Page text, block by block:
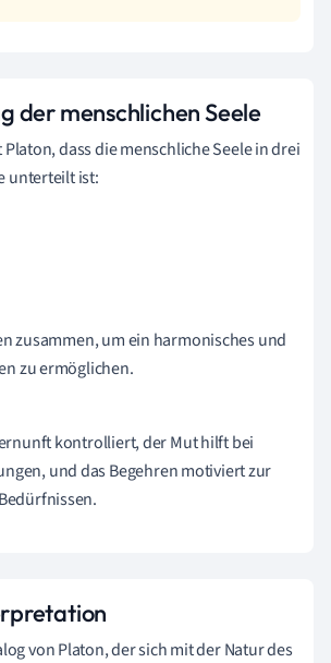
der menschlichen Seele
dass die menschliche Seele in drei
unterteilt ist:
zusammen, um ein harmonisches und
zu ermöglichen.
kontrolliert, der Mut hilft bei
und das Begehren motiviert zur
von Platon, der sich mit der Natur des